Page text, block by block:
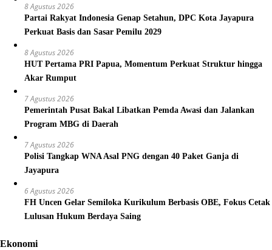
8 Agustus 2026
Partai Rakyat Indonesia Genap Setahun, DPC Kota Jayapura
Perkuat Basis dan Sasar Pemilu 2029
8 Agustus 2026
HUT Pertama PRI Papua, Momentum Perkuat Struktur hingga
Akar Rumput
7 Agustus 2026
Pemerintah Pusat Bakal Libatkan Pemda Awasi dan Jalankan
Program MBG di Daerah
7 Agustus 2026
Polisi Tangkap WNA Asal PNG dengan 40 Paket Ganja di
Jayapura
6 Agustus 2026
FH Uncen Gelar Semiloka Kurikulum Berbasis OBE, Fokus Cetak
Lulusan Hukum Berdaya Saing
Ekonomi